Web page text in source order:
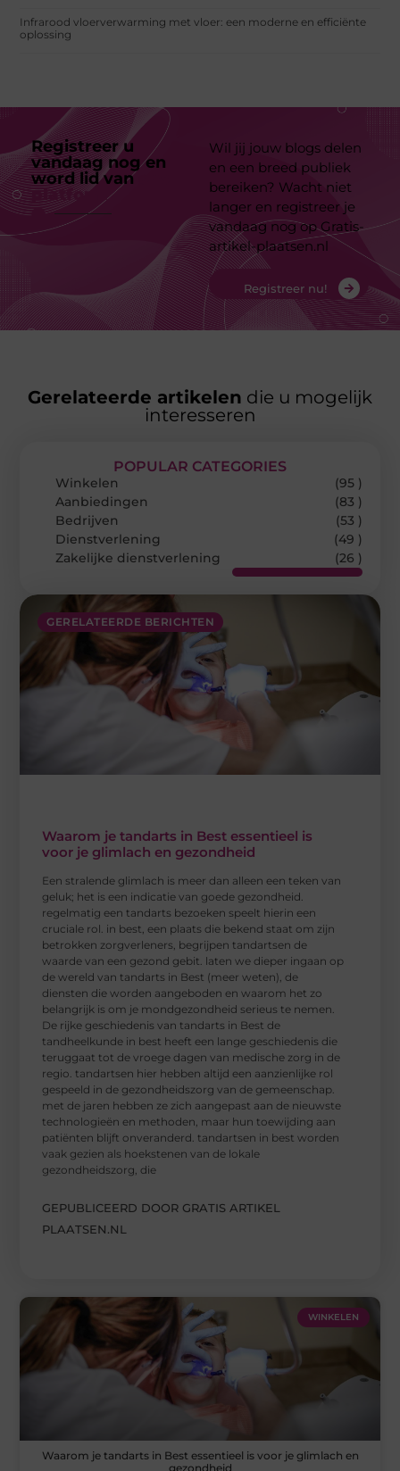
Infrarood vloerverwarming met vloer: een moderne en efficiënte
oplossing
Registreer u
vandaag nog en
word lid van
platform
Wil jij jouw blogs delen
en een breed publiek
bereiken? Wacht niet
langer en registreer je
vandaag nog op Gratis-
artikel-plaatsen.nl
Registreer nu!
Gerelateerde artikelen die u mogelijk
interesseren
GERELATEERDE BERICHTEN
Waarom je tandarts in Best essentieel is
voor je glimlach en gezondheid
Een stralende glimlach is meer dan alleen een teken van
geluk; het is een indicatie van goede gezondheid.
regelmatig een tandarts bezoeken speelt hierin een
cruciale rol. in best, een plaats die bekend staat om zijn
betrokken zorgverleners, begrijpen tandartsen de
waarde van een gezond gebit. laten we dieper ingaan op
de wereld van tandarts in Best (meer weten), de
diensten die worden aangeboden en waarom het zo
belangrijk is om je mondgezondheid serieus te nemen.
De rijke geschiedenis van tandarts in Best de
tandheelkunde in best heeft een lange geschiedenis die
teruggaat tot de vroege dagen van medische zorg in de
regio. tandartsen hier hebben altijd een aanzienlijke rol
gespeeld in de gezondheidszorg van de gemeenschap.
met de jaren hebben ze zich aangepast aan de nieuwste
technologieën en methoden, maar hun toewijding aan
patiënten blijft onveranderd. tandartsen in best worden
vaak gezien als hoekstenen van de lokale
gezondheidszorg, die
GEPUBLICEERD DOOR GRATIS ARTIKEL
PLAATSEN.NL
POPULAR CATEGORIES
Winkelen
(95 )
Aanbiedingen
(83 )
Bedrijven
(53 )
Dienstverlening
(49 )
Zakelijke dienstverlening
(26 )
WINKELEN
Waarom je tandarts in Best essentieel is voor je glimlach en
gezondheid